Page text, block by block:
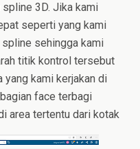
3D. Jika kami
seperti yang kami
sehingga kami
titik kontrol tersebut
yang kami kerjakan di
face terbagi
area tertentu dari kotak